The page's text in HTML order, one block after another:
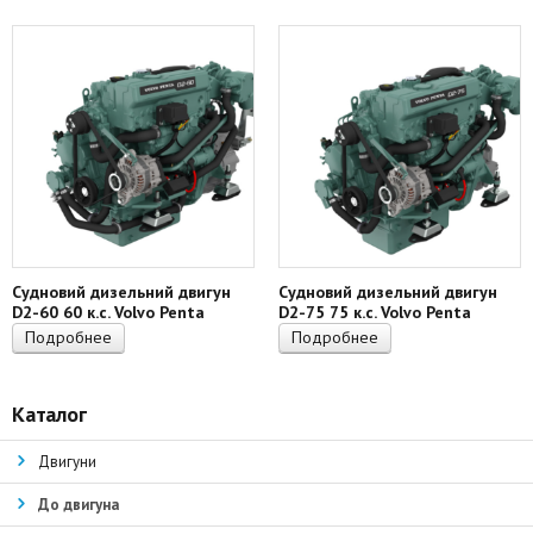
Судновий дизельний двигун
D2-60 60 к.с. Volvo Penta
Подробнее
Судновий дизельний двигун
D2-75 75 к.с. Volvo Penta
Подробнее
Каталог
Двигуни
До двигуна